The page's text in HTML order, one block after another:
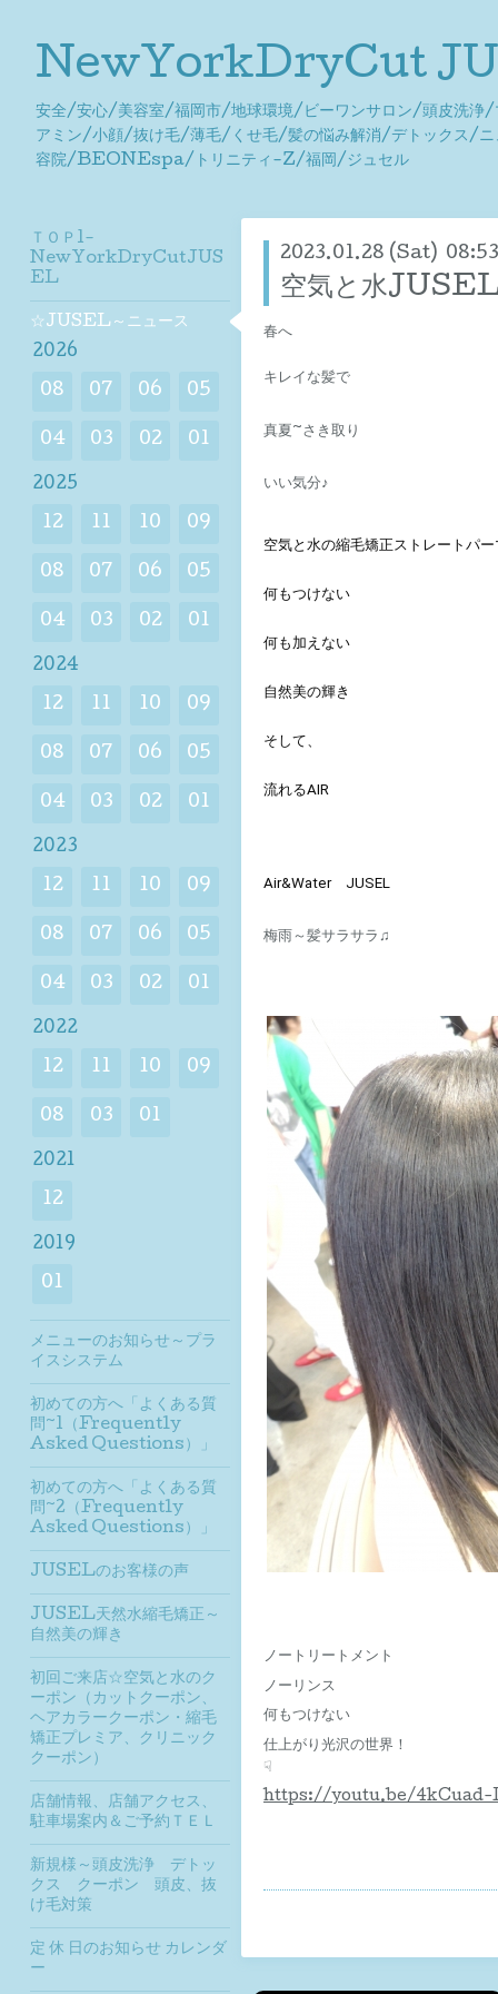
NewYorkDryCut
安全/安心/美容室/福岡市/地球環境/ビーワンサロン/頭皮洗
アミン/小顔/抜け毛/薄毛/くせ毛/髪の悩み解消/デトックス/ニ
容院/BEONEspa/トリニティ-Z/福岡/ジュセル
2023.01.28 (Sat) 08:53
空気と水
春へ
キレイな髪で
真夏~さき取り
いい気分♪
空気と水の縮毛矯正ストレートパ
何もつけない
何も加えない
自然美の輝き
そして、
流れるAIR
Air&Water　JUSEL
梅雨～髪サラサラ♫
ノートリートメント
ノーリンス
何もつけない
仕上がり光沢の世界！
☟
https://youtu.be/
ＴＯＰ1-
NewYorkDryCutJUS
EL
☆JUSEL～ニュース
2026
08 07 06 05
04 03 02 01
2025
12 11 10 09
08 07 06 05
04 03 02 01
2024
12 11 10 09
08 07 06 05
04 03 02 01
2023
12 11 10 09
08 07 06 05
04 03 02 01
2022
12 11 10 09
08 03 01
2021
12
2019
01
メニューのお知らせ～プラ
イスシステム
初めての方へ「よくある質
問~1（Frequently
Asked Questions）」
初めての方へ「よくある質
問~2（Frequently
Asked Questions）」
JUSELのお客様の声
JUSEL天然水縮毛矯正～
自然美の輝き
初回ご来店☆空気と水のク
ーポン（カットクーポン、
ヘアカラークーポン・縮毛
矯正プレミア、クリニック
クーポン）
店舗情報、店舗アクセス、
駐車場案内＆ご予約ＴＥＬ
新規様～頭皮洗浄 デトッ
クス クーポン 頭皮、抜
け毛対策
定 休 日のお知らせ カレンダ
ー